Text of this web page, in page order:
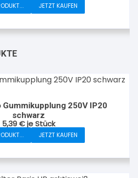
JETZT KAUFEN
Gummikupplung 250V IP20
schwarz
5,39€je Stück
JETZT KAUFEN